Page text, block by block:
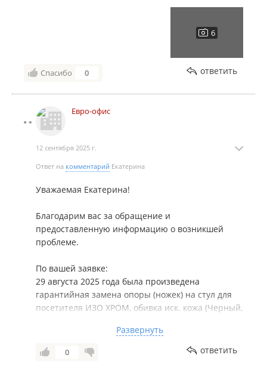
Спасибо 0 ответить
Евро-офис
12 сентября 2025 г.
Ответ на комментарий Екатерина
Уважаемая Екатерина!
Благодарим вас за обращение и
предоставленную информацию о возникшей
проблеме.
По вашей заявке:
29 августа 2025 года была произведена
гарантийная замена опоры (ножек) на стул для
посетителя ИЗО ХРОМ, обивка иск. кожа (Черный,
взамен дефектного.
Причина дефекта:
Развернуть
0 ответить